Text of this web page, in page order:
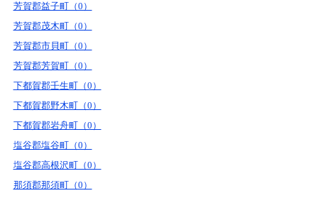
芳賀郡益子町（0）
芳賀郡茂木町（0）
芳賀郡市貝町（0）
芳賀郡芳賀町（0）
下都賀郡壬生町（0）
下都賀郡野木町（0）
下都賀郡岩舟町（0）
塩谷郡塩谷町（0）
塩谷郡高根沢町（0）
那須郡那須町（0）